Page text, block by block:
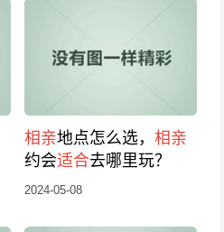
相亲地点怎么选， 相亲
约会适合去哪里玩？
2024-05-08